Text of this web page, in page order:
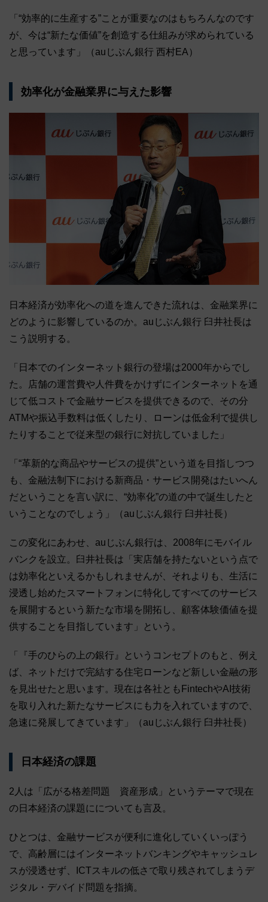
「“効率的に生産する”ことが重要なのはもちろんなのです
が、今は“新たな価値”を創造する仕組みが求められている
と思っています」（auじぶん銀行 西村EA）
効率化が金融業界に与えた影響
日本経済が効率化への道を進んできた流れは、金融業界に
どのように影響しているのか。auじぶん銀行 臼井社長は
こう説明する。
「日本でのインターネット銀行の登場は2000年からでし
た。店舗の運営費や人件費をかけずにインターネットを通
じて低コストで金融サービスを提供できるので、その分
ATMや振込手数料は低くしたり、ローンは低金利で提供し
たりすることで従来型の銀行に対抗していました」
「“革新的な商品やサービスの提供”という道を目指しつつ
も、金融法制下における新商品・サービス開発はたいへん
だということを言い訳に、“効率化”の道の中で誕生したと
いうことなのでしょう」（auじぶん銀行 臼井社長）
この変化にあわせ、auじぶん銀行は、2008年にモバイル
バンクを設立。臼井社長は「実店舗を持たないという点で
は効率化といえるかもしれませんが、それよりも、生活に
浸透し始めたスマートフォンに特化してすべてのサービス
を展開するという新たな市場を開拓し、顧客体験価値を提
供することを目指しています」という。
「『手のひらの上の銀行』というコンセプトのもと、例え
ば、ネットだけで完結する住宅ローンなど新しい金融の形
を見出せたと思います。現在は各社ともFintechやAI技術
を取り入れた新たなサービスにも力を入れていますので、
急速に発展してきています」（auじぶん銀行 臼井社長）
日本経済の課題
2人は「広がる格差問題 資産形成」というテーマで現在
の日本経済の課題にについても言及。
ひとつは、金融サービスが便利に進化していくいっぽう
で、高齢層にはインターネットバンキングやキャッシュレ
スが浸透せず、ICTスキルの低さで取り残されてしまうデ
ジタル・デバイド問題を指摘。